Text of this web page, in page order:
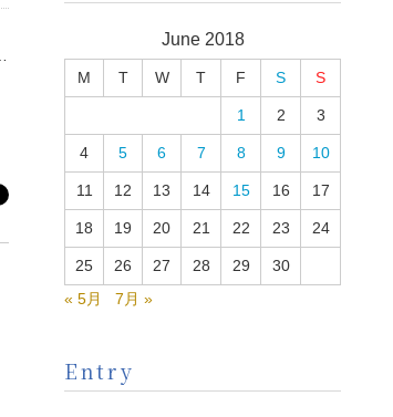
June 2018
M T W T F S S
1 2 3
4 5 6 7 8 9 10
11 12 13 14 15 16 17
18 19 20 21 22 23 24
25 26 27 28 29
30
« 5月
7月 »
Entry